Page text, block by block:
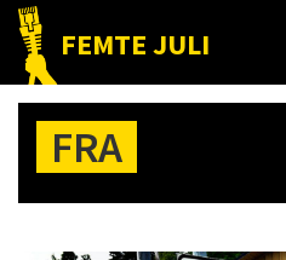
Hoppa
huvudnavigering
Hoppa
huvudinnehåll
Hoppa
det
primära
sidofältet
FEMTE JULI
Nätet
till
folket!FRA